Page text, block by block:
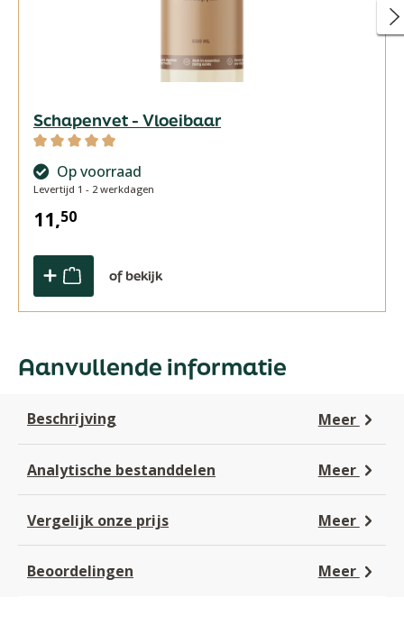
Schapenvet - Vloeibaar
Op voorraad
Levertijd 1 - 2 werkdagen
11,50
of bekijk
Aanvullende informatie
Beschrijving Meer
Analytische bestanddelen Meer
Vergelijk onze prijs Meer
Beoordelingen Meer